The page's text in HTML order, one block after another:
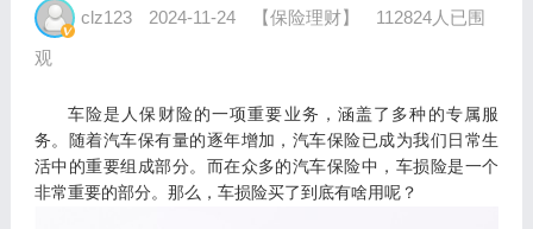
clz123 2024-11-24 【保险理财】
112824人已围
观
车险是人保财险的一项重要业务，涵盖了多种的专属服
务。
随着汽车保有量的逐年增加，汽车保险已成为我们日常生
活中的重要组成部分。而在众多的汽车保险中，车损险是一个
非常重要的部分。那么，车损险买了到底有啥用呢？